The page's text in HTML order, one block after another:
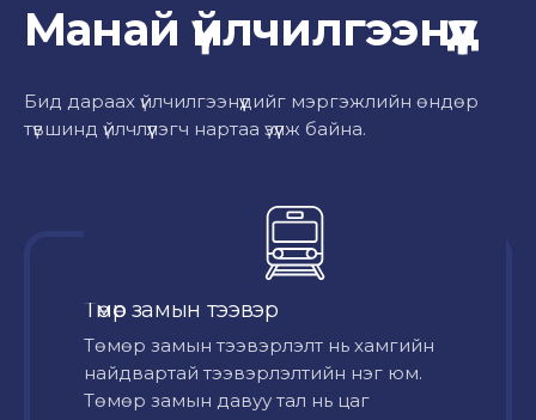
Манай үйлчилгээнүүд
Бид дараах үйлчилгээнүүдийг мэргэжлийн өндөр
түвшинд үйлчлүүлэгч нартаа үзүүлж байна.
Төмөр замын тээвэр
Төмөр замын тээвэрлэлт нь хамгийн
найдвартай тээвэрлэлтийн нэг юм.
Төмөр замын давуу тал нь цаг